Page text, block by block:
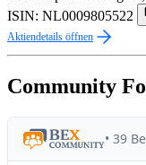
ISIN: NL0009805522
Aktiendetails öffnen
Community